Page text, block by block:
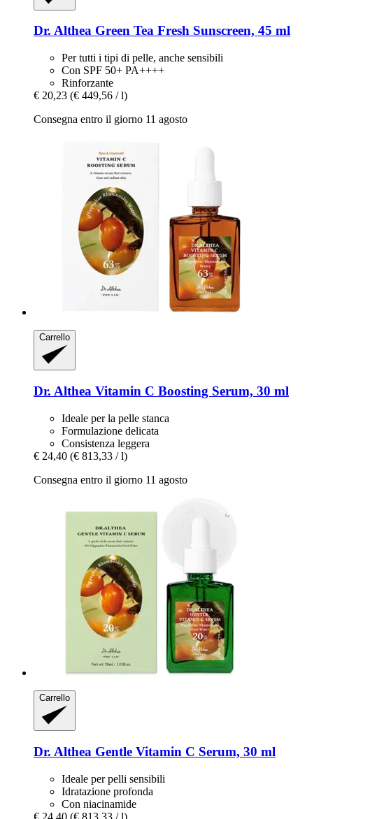
Dr. Althea Green Tea Fresh Sunscreen, 45 ml
Per tutti i tipi di pelle, anche sensibili
Con SPF 50+ PA++++
Rinforzante
€ 20,23 (€ 449,56 / l)
Consegna entro il giorno 11 agosto
Carrello
Dr. Althea Vitamin C Boosting Serum, 30 ml
Ideale per la pelle stanca
Formulazione delicata
Consistenza leggera
€ 24,40 (€ 813,33 / l)
Consegna entro il giorno 11 agosto
Carrello
Dr. Althea Gentle Vitamin C Serum, 30 ml
Ideale per pelli sensibili
Idratazione profonda
Con niacinamide
€ 24,40 (€ 813,33 / l)